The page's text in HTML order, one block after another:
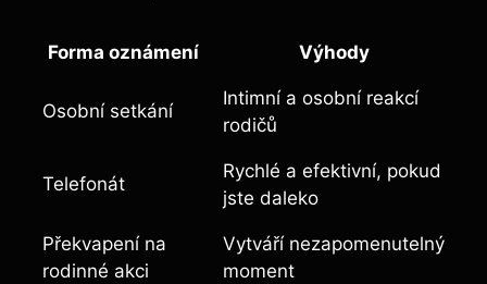
Forma oznámení Výhody
Osobní setkání
Intimní a osobní reakcí
rodičů
Telefonát
Rychlé a efektivní, pokud
jste daleko
Překvapení na
rodinné akci
Vytváří nezapomenutelný
moment